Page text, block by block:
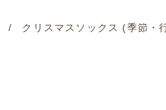
クリスマスソックス (季節・